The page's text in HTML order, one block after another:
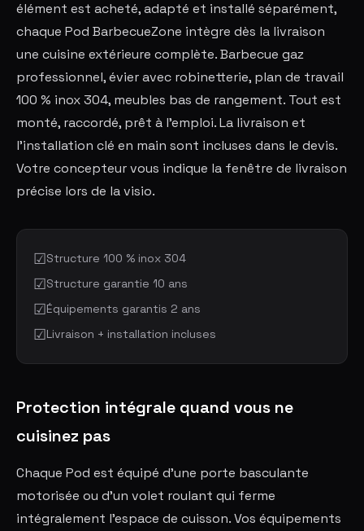
élément est acheté, adapté et installé séparément,
chaque Pod BarbecueZone intègre dès la livraison
une cuisine extérieure complète. Barbecue gaz
professionnel, évier avec robinetterie, plan de travail
100 % inox 304, meubles bas de rangement. Tout est
monté, raccordé, prêt à l'emploi. La livraison et
l'installation clé en main sont incluses dans le devis.
Votre concepteur vous indique la fenêtre de livraison
précise lors de la visio.
☑Structure 100 % inox 304
☑Structure garantie 10 ans
☑Équipements garantis 2 ans
☑Livraison + installation incluses
Protection intégrale quand vous ne
cuisinez pas
Chaque Pod est équipé d'une porte basculante
motorisée ou d'un volet roulant qui ferme
intégralement l'espace de cuisson. Vos équipements